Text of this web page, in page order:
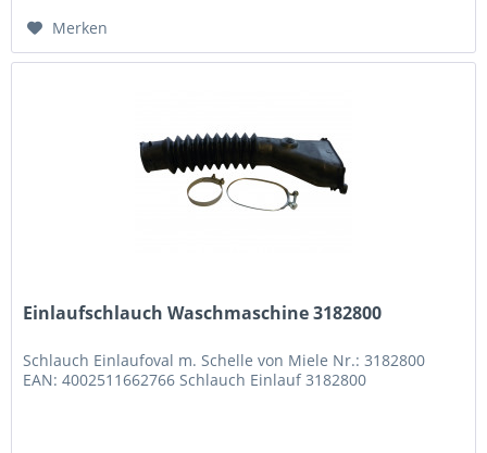
Merken
Einlaufschlauch Waschmaschine 3182800
Schlauch Einlaufoval m. Schelle von Miele Nr.: 3182800
EAN: 4002511662766 Schlauch Einlauf 3182800